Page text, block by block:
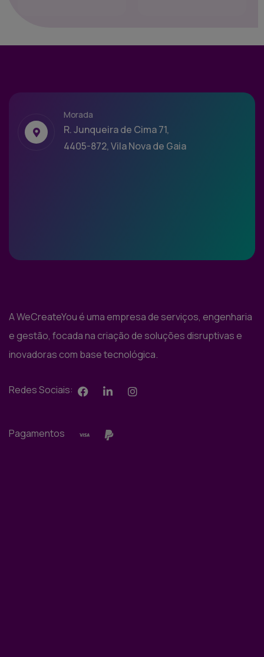
Morada
R. Junqueira de Cima 71,
4405-872, Vila Nova de Gaia
A WeCreateYou é uma empresa de serviços, engenharia
e gestão, focada na criação de soluções disruptivas e
inovadoras com base tecnológica.
Redes Sociais:
Pagamentos